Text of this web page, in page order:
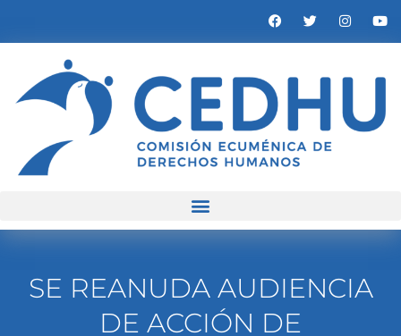
SE REANUDA AUDIENCIA
DE ACCIÓN DE